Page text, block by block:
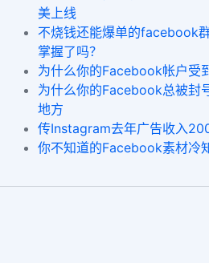
美上线
不烧钱还能爆单的facebook
掌握了吗？
为什么你的Facebook帐户受
为什么你的Facebook总被封
地方
传Instagram去年广告收入
你不知道的Facebook素材冷